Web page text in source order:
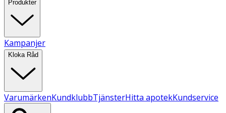
Produkter
Kampanjer
Kloka Råd
VarumärkenKundklubbTjänsterHitta apotekKundservice